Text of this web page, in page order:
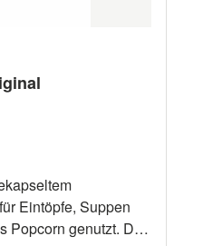
Eintöpfe, Suppen
Popcorn genutzt. Der